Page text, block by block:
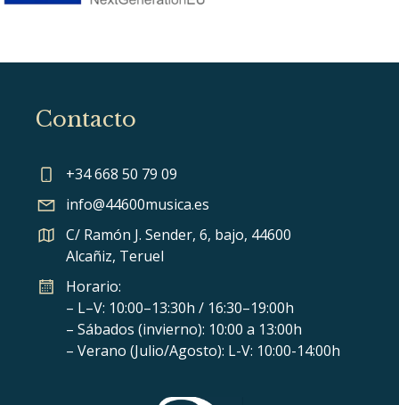
Contacto
+34 668 50 79 09
info@44600musica.es
C/ Ramón J. Sender, 6, bajo, 44600
Alcañiz, Teruel
Horario:
– L–V: 10:00–13:30h / 16:30–19:00h
– Sábados (invierno): 10:00 a 13:00h
– Verano (Julio/Agosto): L-V: 10:00-14:00h